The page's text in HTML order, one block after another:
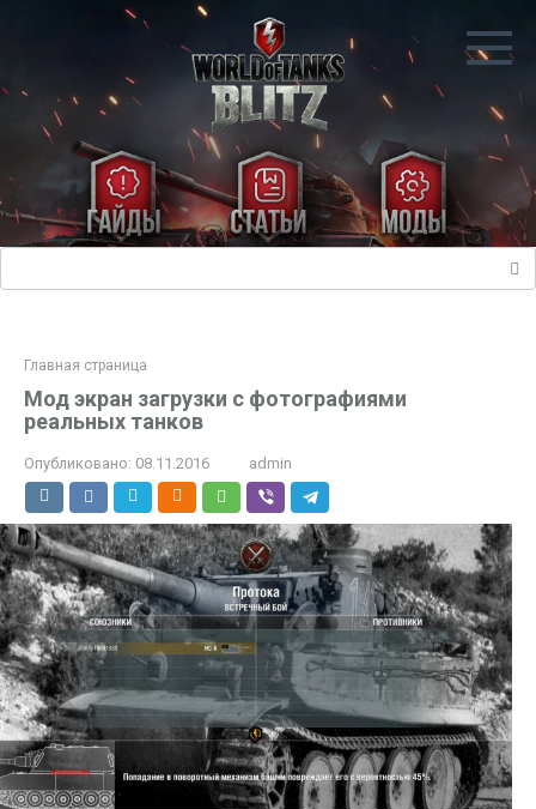
Главная страница
Мод экран загрузки с фотографиями
реальных танков
Опубликовано: 08.11.2016 admin